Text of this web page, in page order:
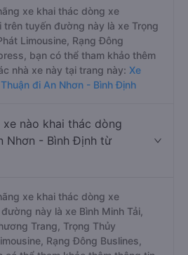
cặp đôi, xe limousine
xe khai thác dòng xe
tuyến đường này là xe Trọng
Limousine, Rạng Đông
nhà xe này tại trang này:
đi An Nhơn - Bình Định
Nhơn - Bình Định từ
xe khai thác dòng xe